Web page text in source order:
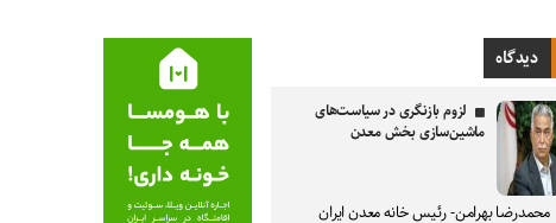
دیدگاه
لزوم بازنگری در سیاست‌های
ماشین‌سازی بخش معدن
محمدرضا بهرامن- رئیس خانه معدن ایران